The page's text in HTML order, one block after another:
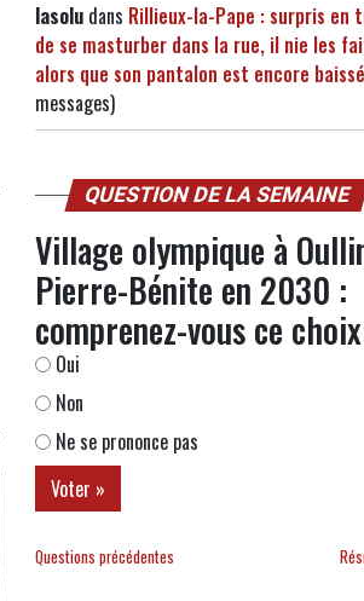
lasolu dans Rillieux-la-Pape : surpris en
de se masturber dans la rue, il nie les
alors que son pantalon est encore baissé
messages)
QUESTION DE LA SEMAINE
Village olympique à
Pierre-Bénite en 2030 :
comprenez-vous ce
Oui
Non
Ne se prononce pas
Questions précédentes